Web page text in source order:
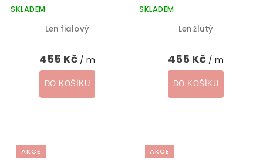
Len fialový
SKLADEM
455 Kč / m
DO KOŠÍKU
Len žlutý
SKLADEM
455 Kč / m
DO KOŠÍKU
AKCE AKCE